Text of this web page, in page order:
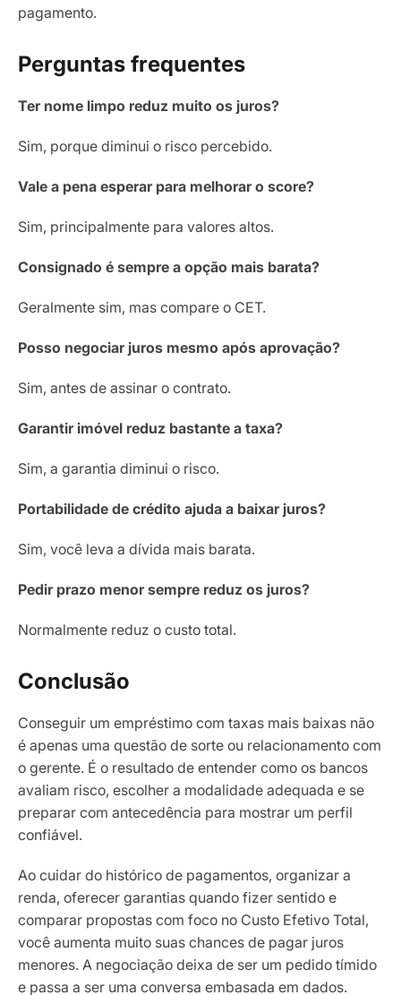
pagamento.
Perguntas frequentes
Ter nome limpo reduz muito os juros?
Sim, porque diminui o risco percebido.
Vale a pena esperar para melhorar o score?
Sim, principalmente para valores altos.
Consignado é sempre a opção mais barata?
Geralmente sim, mas compare o CET.
Posso negociar juros mesmo após aprovação?
Sim, antes de assinar o contrato.
Garantir imóvel reduz bastante a taxa?
Sim, a garantia diminui o risco.
Portabilidade de crédito ajuda a baixar juros?
Sim, você leva a dívida mais barata.
Pedir prazo menor sempre reduz os juros?
Normalmente reduz o custo total.
Conclusão
Conseguir um empréstimo com taxas mais baixas não
é apenas uma questão de sorte ou relacionamento com
o gerente. É o resultado de entender como os bancos
avaliam risco, escolher a modalidade adequada e se
preparar com antecedência para mostrar um perfil
confiável.
Ao cuidar do histórico de pagamentos, organizar a
renda, oferecer garantias quando fizer sentido e
comparar propostas com foco no Custo Efetivo Total,
você aumenta muito suas chances de pagar juros
menores. A negociação deixa de ser um pedido tímido
e passa a ser uma conversa embasada em dados.